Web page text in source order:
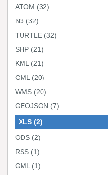
ATOM (32)
N3 (32)
TURTLE (32)
SHP (21)
KML (21)
GML (20)
WMS (20)
GEOJSON (7)
XLS (2)
ODS (2)
RSS (1)
GML (1)